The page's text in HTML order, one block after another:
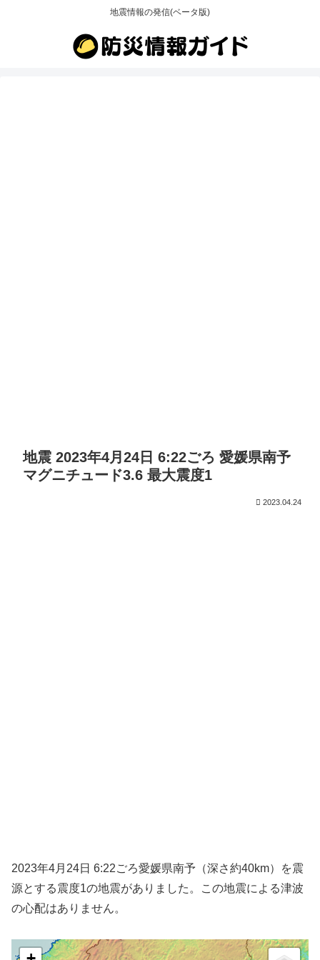
地震情報の発信(ベータ版)
地震 2023年4月24日 6:22ごろ 愛媛県南予
マグニチュード3.6 最大震度1
2023.04.24
2023年4月24日 6:22ごろ愛媛県南予（深さ約40km）を震
源とする震度1の地震がありました。この地震による津波
の心配はありません。